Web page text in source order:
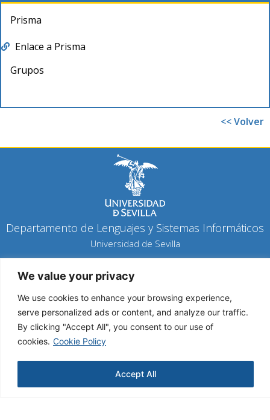
We value your privacy
We use cookies to enhance your browsing experience,
serve personalized ads or content, and analyze our traffic.
By clicking "Accept All", you consent to our use of
cookies. Cookie Policy
Accept All
Prisma
Enlace a Prisma
Grupos
<< Volver
Departamento de Lenguajes y Sistemas Informáticos
Universidad de Sevilla
Política de privacidad
Política de cookies Aviso legal
Copyright 2026 © Todos los derechos reservados
Diseño y desarrollo h-tecnología